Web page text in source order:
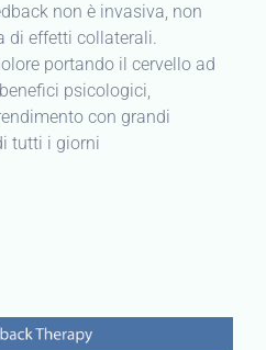
non è invasiva, non
di effetti collaterali.
portando il cervello ad
psicologici,
con grandi
tutti i giorni